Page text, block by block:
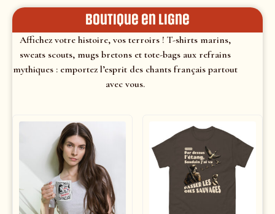
Boutique en ligne
Affichez votre histoire, vos terroirs ! T-shirts marins,
sweats scouts, mugs bretons et tote-bags aux refrains
mythiques : emportez l’esprit des chants français partout
avec vous.